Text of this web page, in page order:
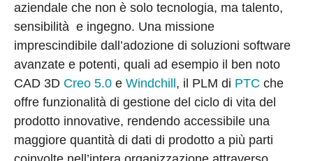
aziendale che non è solo tecnologia, ma talento,
sensibilità e ingegno. Una missione
imprescindibile dall’adozione di soluzioni software
avanzate e potenti, quali ad esempio il ben noto
CAD 3D Creo 5.0 e Windchill , il PLM di PTC che
offre funzionalità di gestione del ciclo di vita del
prodotto innovative, rendendo accessibile una
maggiore quantità di dati di prodotto a più parti